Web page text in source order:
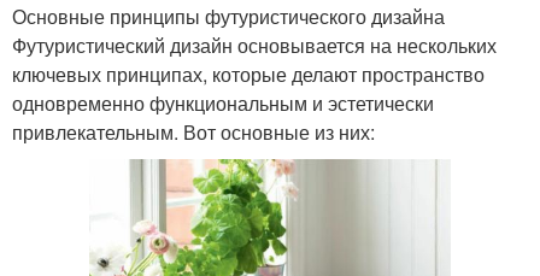
Основные принципы футуристического дизайна
Футуристический дизайн основывается на нескольких
ключевых принципах, которые делают пространство
одновременно функциональным и эстетически
привлекательным. Вот основные из них: